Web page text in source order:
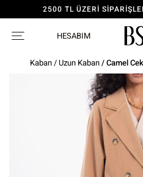
2500 TL ÜZERİ
HESABIM
Kaban/Uzun Kaban/ Camel